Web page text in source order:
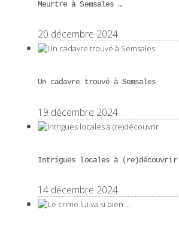
Meurtre à Semsales …
20 décembre 2024
Un cadavre trouvé à Semsales
19 décembre 2024
Intrigues locales à (re)découvrir
14 décembre 2024